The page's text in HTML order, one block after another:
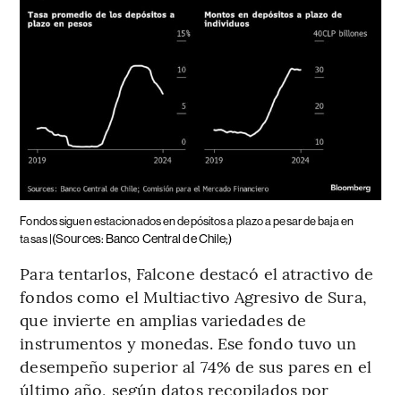
Fondos siguen estacionados en depósitos a plazo a pesar de baja en
tasas | (Sources: Banco Central de Chile;)
Para tentarlos, Falcone destacó el atractivo de
fondos como el Multiactivo Agresivo de Sura,
que invierte en amplias variedades de
instrumentos y monedas. Ese fondo tuvo un
desempeño superior al 74% de sus pares en el
último año, según datos recopilados por